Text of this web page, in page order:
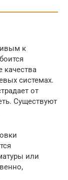
к
качества
системах.
от
Существуют
или